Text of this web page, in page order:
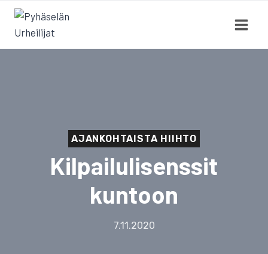
Siirry
sisältöön
AJANKOHTAISTA HIIHTO
Kilpailulisenssit
kuntoon
7.11.2020